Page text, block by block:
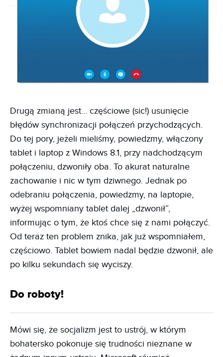
Drugą zmianą jest… częściowe (sic!) usunięcie
błędów synchronizacji połączeń przychodzących.
Do tej pory, jeżeli mieliśmy, powiedzmy, włączony
tablet i laptop z Windows 8.1, przy nadchodzącym
połączeniu, dzwoniły oba. To akurat naturalne
zachowanie i nic w tym dziwnego. Jednak po
odebraniu połączenia, powiedzmy, na laptopie,
wyżej wspomniany tablet dalej „dzwonił”,
informując o tym, że ktoś chce się z nami połączyć.
Od teraz ten problem znika, jak już wspomniałem,
częściowo. Tablet bowiem nadal będzie dzwonił, ale
po kilku sekundach się wyciszy.
Do roboty!
Mówi się, że socjalizm jest to ustrój, w którym
bohatersko pokonuje się trudności nieznane w